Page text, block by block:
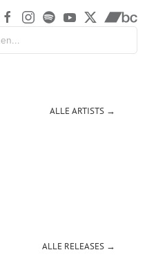
ALLE ARTISTS →
ALLE RELEASES →